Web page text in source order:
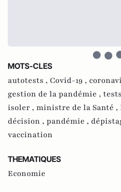
MOTS-CLES
autotests , Covid-19 ,
gestion de la pandémie ,
isoler , ministre de la Santé ,
décision , pandémie ,
vaccination
THEMATIQUES
Economie